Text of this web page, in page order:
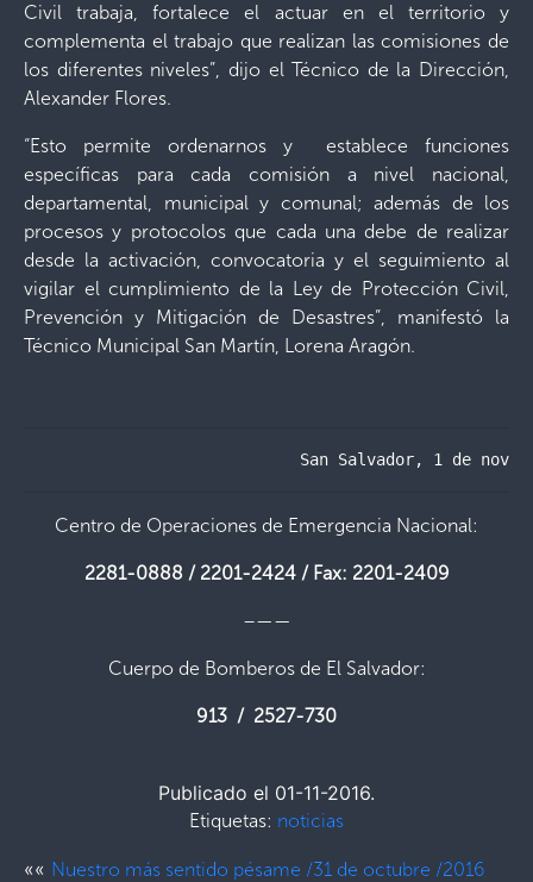
Civil trabaja, fortalece el actuar en el territorio y
complementa el trabajo que realizan las comisiones de
los diferentes niveles”, dijo el Técnico de la Dirección,
Alexander Flores.
“Esto permite ordenarnos y establece funciones
específicas para cada comisión a nivel nacional,
departamental, municipal y comunal; además de los
procesos y protocolos que cada una debe de realizar
desde la activación, convocatoria y el seguimiento al
vigilar el cumplimiento de la Ley de Protección Civil,
Prevención y Mitigación de Desastres”, manifestó la
Técnico Municipal San Martín, Lorena Aragón.
San Salvador, 1 de
Centro de Operaciones de Emergencia Nacional:
2281-0888 / 2201-2424 / Fax: 2201-2409
–——
Cuerpo de Bomberos de El Salvador:
913 / 2527-730
Publicado el 01-11-2016.
Etiquetas: noticias
«« Nuestro más sentido pésame /31 de octubre /2016